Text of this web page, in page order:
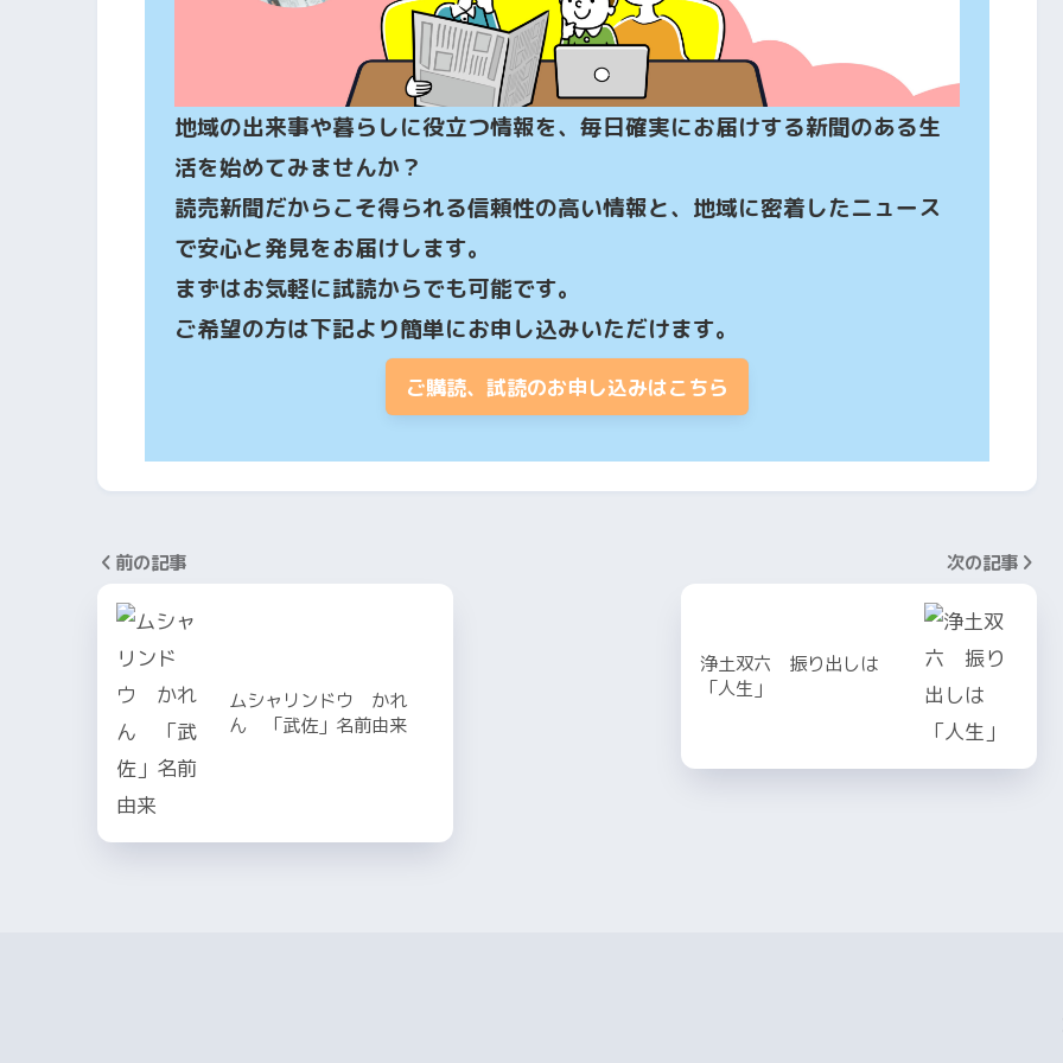
地域の出来事や暮らしに役立つ情報を、毎日確実にお届けする新聞のある生
活を始めてみませんか？
読売新聞だからこそ得られる信頼性の高い情報と、地域に密着したニュース
で安心と発見をお届けします。
まずはお気軽に試読からでも可能です。
ご希望の方は下記より簡単にお申し込みいただけます。
ご購読、試読のお申し込みはこちら
前の記事
ムシャリンドウ かれ
ん 「武佐」名前由来
次の記事
浄土双六 振り出しは
「人生」